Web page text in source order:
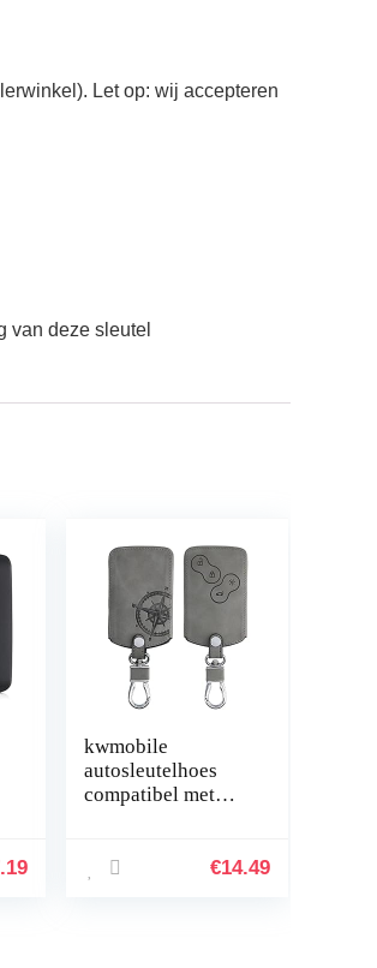
Let op: wij accepteren
van deze sleutel
kwmobile
autosleutelhoes
compatibel met
(alleen Keyless Go)
€14.49